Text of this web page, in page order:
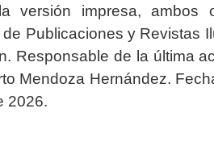
versión impresa, ambos
de Publicaciones y Revistas
Responsable de la última
Mendoza Hernández.
2026.